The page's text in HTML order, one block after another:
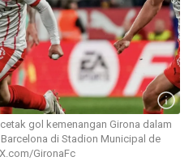
gol kemenangan Girona dalam
di Stadion Municipal de
GironaFc